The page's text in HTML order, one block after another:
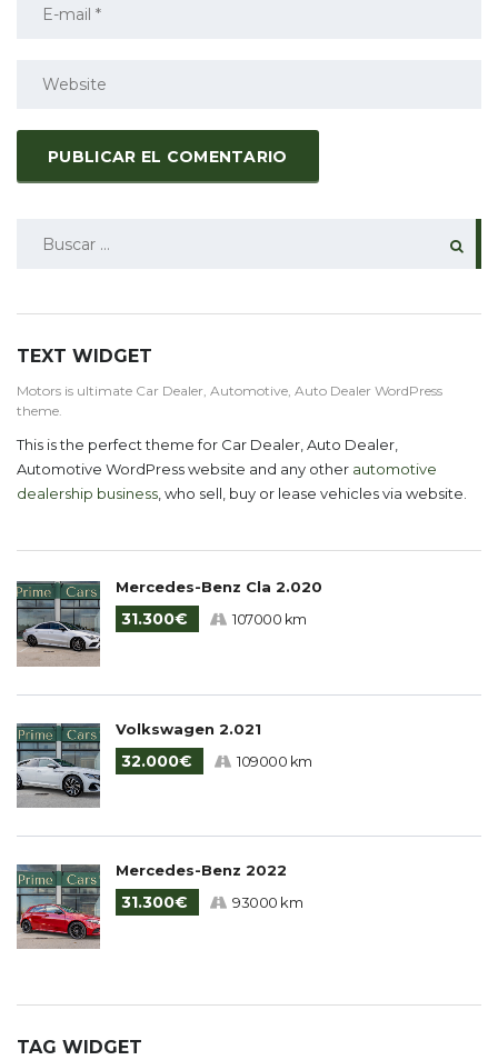
BUSCAR:
TEXT WIDGET
Motors is ultimate Car Dealer, Automotive, Auto Dealer WordPress
theme.
This is the perfect theme for Car Dealer, Auto Dealer,
Automotive WordPress website and any other automotive
dealership business, who sell, buy or lease vehicles via website.
Mercedes-Benz Cla 2.020
31.300€ 107000 km
Volkswagen 2.021
32.000€ 109000 km
Mercedes-Benz 2022
31.300€ 93000 km
TAG WIDGET